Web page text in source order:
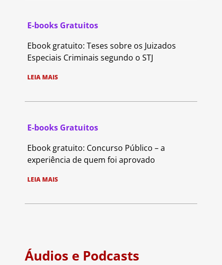
E-books Gratuitos
Ebook gratuito: Teses sobre os Juizados
Especiais Criminais segundo o STJ
LEIA MAIS
E-books Gratuitos
Ebook gratuito: Concurso Público – a
experiência de quem foi aprovado
LEIA MAIS
Áudios e Podcasts